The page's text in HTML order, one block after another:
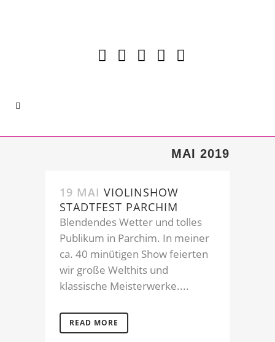
MAI 2019
19 MAI VIOLINSHOW
STADTFEST PARCHIM
Blendendes Wetter und tolles
Publikum in Parchim. In meiner
ca. 40 minütigen Show feierten
wir große Welthits und
klassische Meisterwerke....
READ MORE